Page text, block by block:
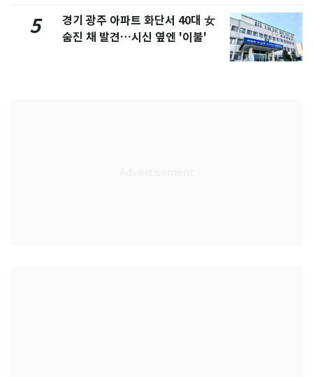
5
경기 광주 아파트 화단서 40대 女
숨진 채 발견…시신 옆엔 '이불'